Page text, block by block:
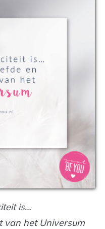
is…
van het Universum